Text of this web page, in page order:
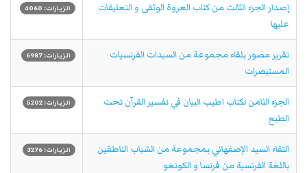
إصدار الجزء الثالث من كتاب العروة الوثقى و التعليقات
عليها
الزيارات: 4060
تقرير مصور بلقاء مجموعة من السيدات الفرنسيات
المستبصرات
الزيارات: 6987
الجزء الثامن لكتاب اطيب البيان في تفسير القرآن تحت
الطبع
الزيارات: 5202
التقاء السيد الإصفهاني بمجموعة من الشباب الناطقين
باللغة الفرنسية من فرنسا و الكونغو
الزيارات: 3276